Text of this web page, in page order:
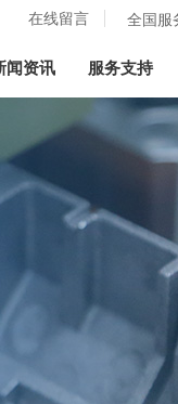
在线留言 全国服
闻资讯 服务支持